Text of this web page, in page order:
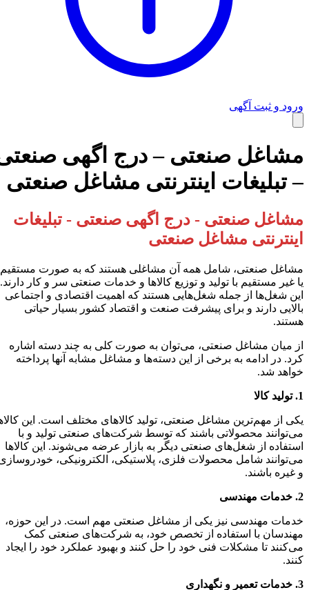
شرایط و قوانین
وبلاگ
ورود و ثبت آگهی
مشاغل صنعتی – درج اگهی صنعتی
– تبلیغات اینترنتی مشاغل صنعتی
مشاغل صنعتی - درج اگهی صنعتی - تبلیغات
اینترنتی مشاغل صنعتی
مشاغل صنعتی، شامل همه آن مشاغلی هستند که به صورت مستقیم
یا غیر مستقیم با تولید و توزیع کالاها و خدمات صنعتی سر و کار دارند.
این شغل‌ها از جمله شغل‌هایی هستند که اهمیت اقتصادی و اجتماعی
بالایی دارند و برای پیشرفت صنعت و اقتصاد کشور بسیار حیاتی
هستند.
از میان مشاغل صنعتی، می‌توان به صورت کلی به چند دسته اشاره
کرد. در ادامه به برخی از این دسته‌ها و مشاغل مشابه آنها پرداخته
خواهد شد.
یکی از مهم‌ترین مشاغل صنعتی، تولید کالاهای مختلف است. این کالاها
می‌توانند محصولاتی باشند که توسط شرکت‌های صنعتی تولید و با
استفاده از شغل‌های صنعتی دیگر به بازار عرضه می‌شوند. این کالاها
می‌توانند شامل محصولات فلزی، پلاستیکی، الکترونیکی، خودروسازی
و غیره باشند.
خدمات مهندسی نیز یکی از مشاغل صنعتی مهم است. در این حوزه،
مهندسان با استفاده از تخصص خود، به شرکت‌های صنعتی کمک
می‌کنند تا مشکلات فنی خود را حل کنند و بهبود عملکرد خود را ایجاد
کنند.